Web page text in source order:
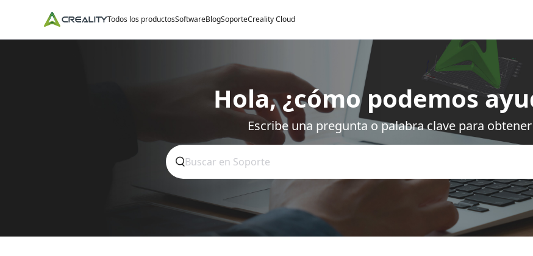
Todos los productosSoftwareBlogSoporteCreality Cloud
Hola, ¿cómo podemos
Escribe una pregunta o palabra clave para